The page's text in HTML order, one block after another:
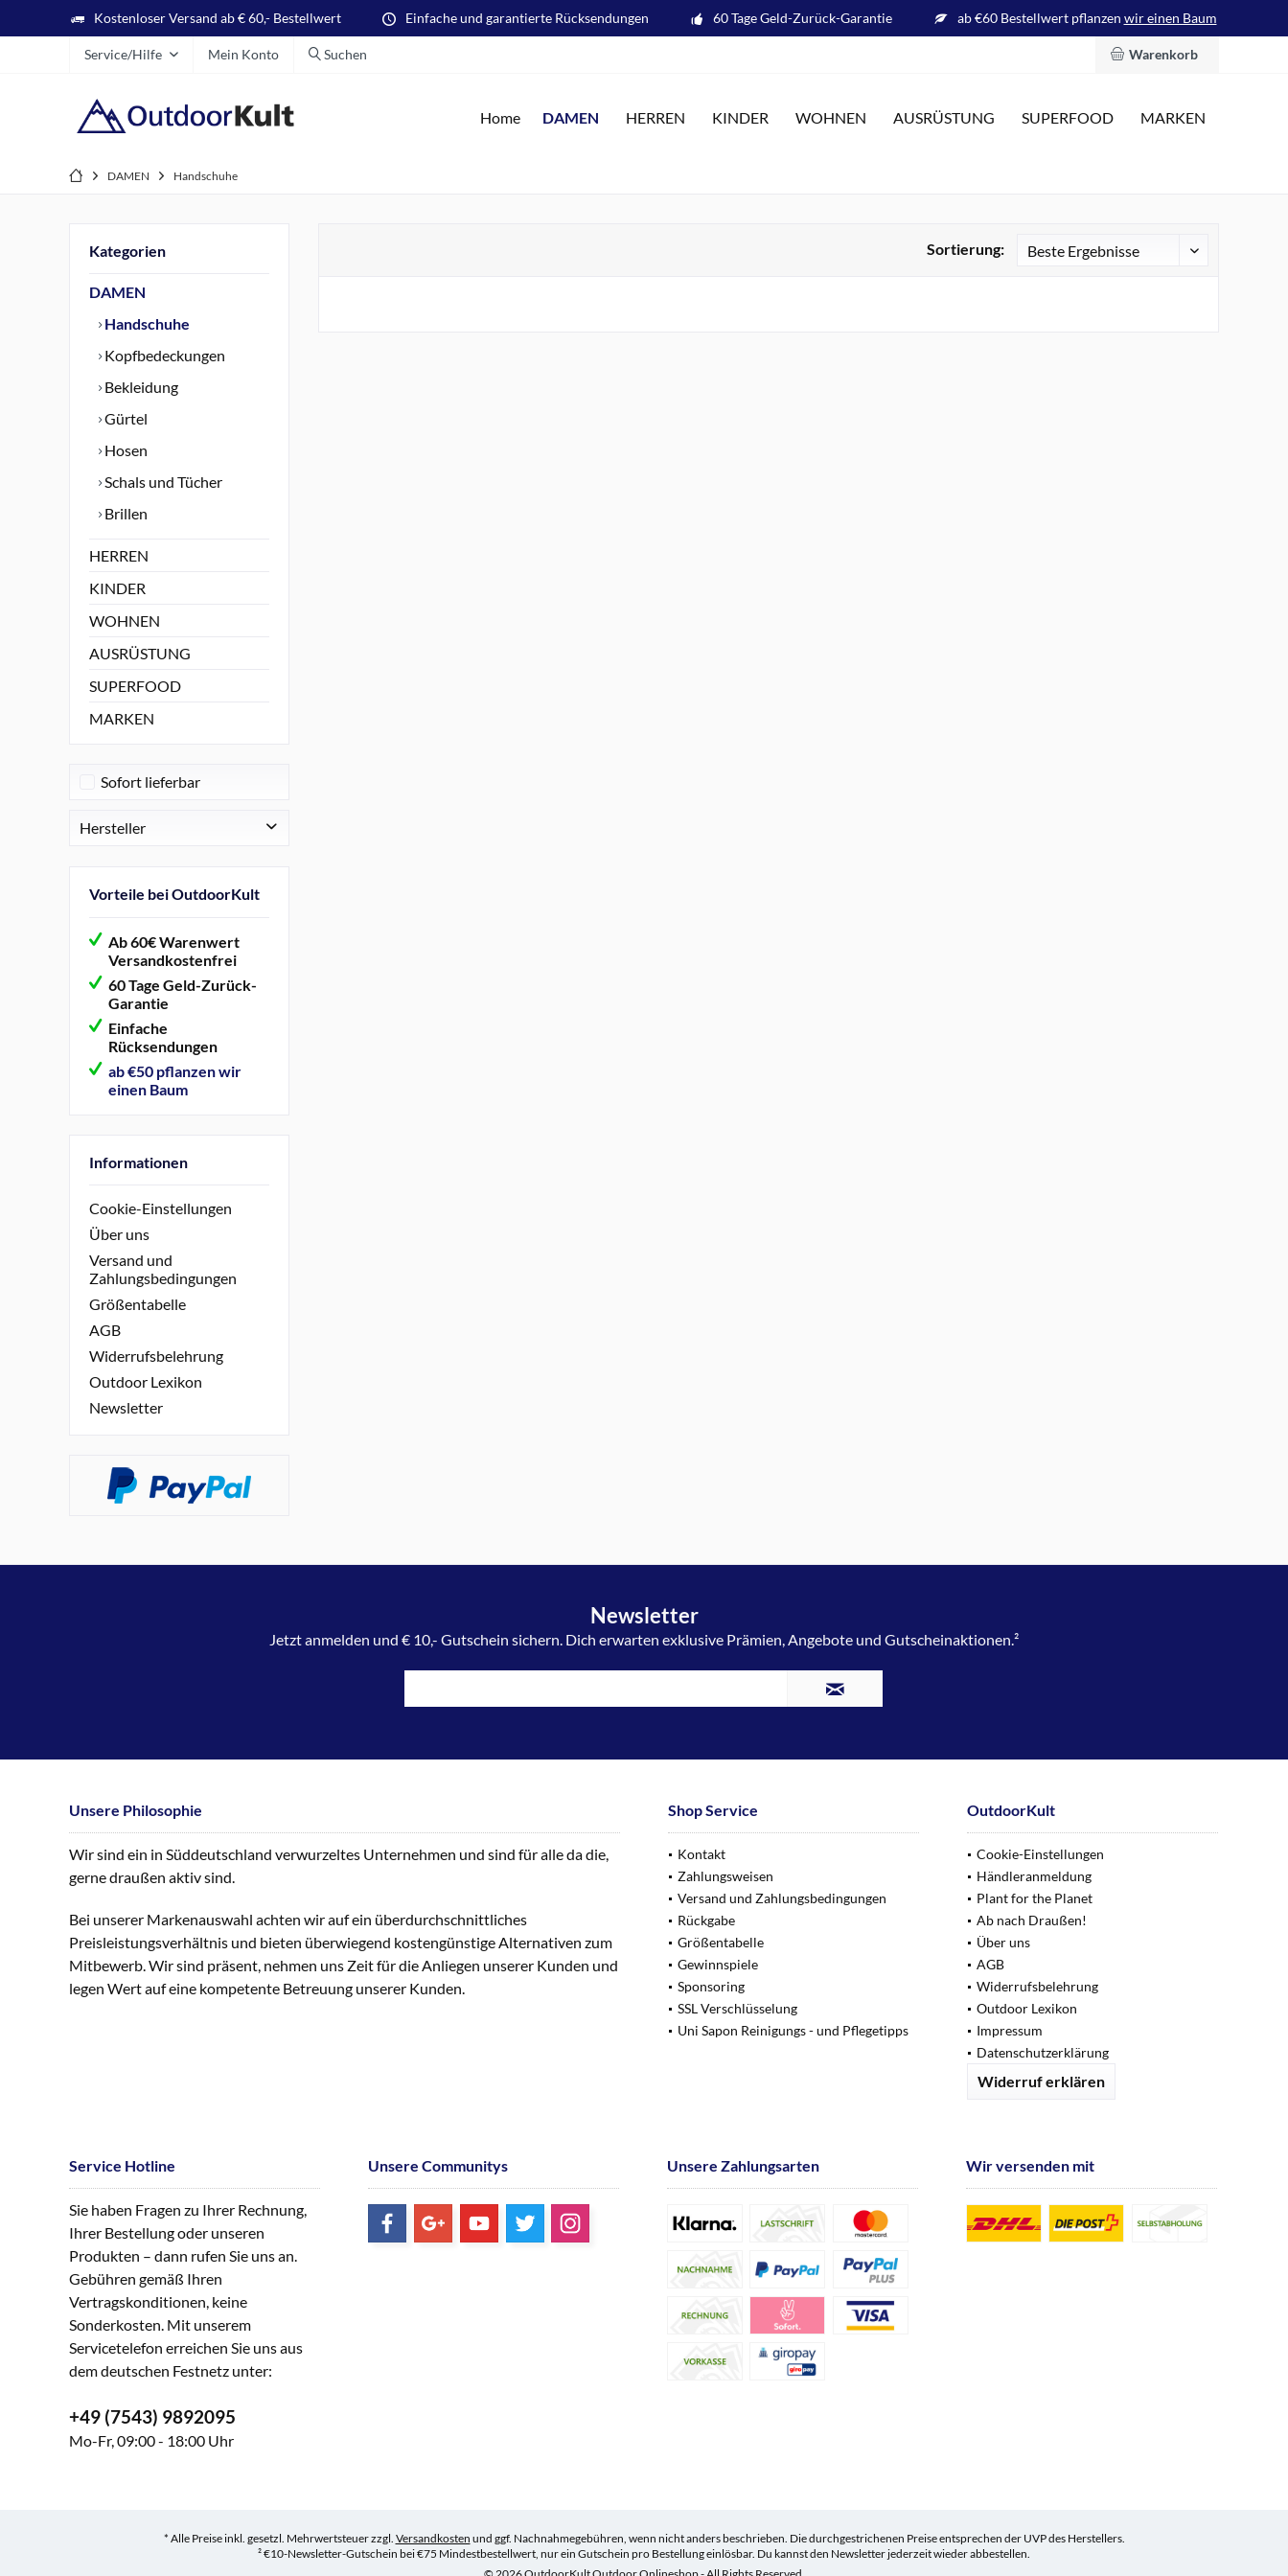
Kostenloser Versand ab € 60,- Bestellwert Einfache und garantierte Rücksendungen 60 Tage Geld-Zurück-Garantie ab €60 Bestellwert pflanzen wir einen Baum
Warenkorb
Service/Hilfe Mein Konto Suchen
Home DAMEN HERREN KINDER WOHNEN AUSRÜSTUNG SUPERFOOD MARKEN
DAMEN Handschuhe
Kategorien
DAMEN
Handschuhe
Kopfbedeckungen
Bekleidung
Gürtel
Hosen
Schals und Tücher
Brillen
HERREN
KINDER
WOHNEN
AUSRÜSTUNG
SUPERFOOD
MARKEN
Sofort lieferbar
Hersteller
Vorteile bei OutdoorKult
Ab 60€ Warenwert
Versandkostenfrei
60 Tage Geld-Zurück-
Garantie
Einfache
Rücksendungen
ab €50 pflanzen wir
einen Baum
Informationen
Cookie-Einstellungen
Über uns
Versand und
Zahlungsbedingungen
Größentabelle
AGB
Widerrufsbelehrung
Outdoor Lexikon
Newsletter
Sortierung:
Newsletter
Jetzt anmelden und € 10,- Gutschein sichern. Dich erwarten exklusive Prämien, Angebote und Gutscheinaktionen.²
Unsere Philosophie
Wir sind ein in Süddeutschland verwurzeltes Unternehmen und sind für alle da die,
gerne draußen aktiv sind.
Bei unserer Markenauswahl achten wir auf ein überdurchschnittliches
Preisleistungsverhältnis und bieten überwiegend kostengünstige Alternativen zum
Mitbewerb. Wir sind präsent, nehmen uns Zeit für die Anliegen unserer Kunden und
legen Wert auf eine kompetente Betreuung unserer Kunden.
Shop Service
Kontakt
Zahlungsweisen
Versand und Zahlungsbedingungen
Rückgabe
Größentabelle
Gewinnspiele
Sponsoring
SSL Verschlüsselung
Uni Sapon Reinigungs - und Pflegetipps
OutdoorKult
Cookie-Einstellungen
Händleranmeldung
Plant for the Planet
Ab nach Draußen!
Über uns
AGB
Widerrufsbelehrung
Outdoor Lexikon
Impressum
Datenschutzerklärung
Widerruf erklären
Service Hotline
Sie haben Fragen zu Ihrer Rechnung,
Ihrer Bestellung oder unseren
Produkten – dann rufen Sie uns an.
Gebühren gemäß Ihren
Vertragskonditionen, keine
Sonderkosten. Mit unserem
Servicetelefon erreichen Sie uns aus
dem deutschen Festnetz unter:
+49 (7543) 9892095
Mo-Fr, 09:00 - 18:00 Uhr
Unsere Communitys Unsere Zahlungsarten Wir versenden mit
* Alle Preise inkl. gesetzl. Mehrwertsteuer zzgl. Versandkosten und ggf. Nachnahmegebühren, wenn nicht anders beschrieben. Die durchgestrichenen Preise entsprechen der UVP des Herstellers.
² €10-Newsletter-Gutschein bei €75 Mindestbestellwert, nur ein Gutschein pro Bestellung einlösbar. Du kannst den Newsletter jederzeit wieder abbestellen.